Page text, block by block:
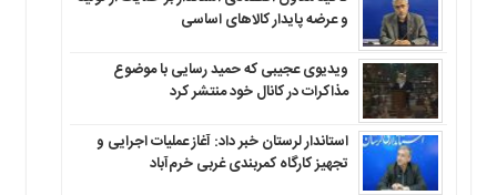
و عرضه پایدار کالاهای اساسی
ویدیوی عجیبی که حمید رسایی با موضوع
مذاکرات در کانال خود منتشر کرد
استاندار لرستان خبر داد: آغاز عملیات اجرایی و
تجهیز کارگاه کمربندی غربی خرم‌آباد